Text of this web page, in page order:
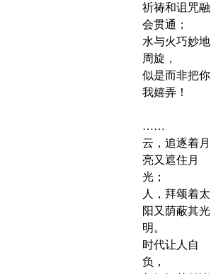
祈祷和诅咒融
会贯通；
水与火巧妙地
周旋，
似是而非把你
我嬉弄！
……
云，追逐着月
亮又遮住月
光；
人，拜颂着太
阳又荫蔽其光
明。
时代让人自
负，